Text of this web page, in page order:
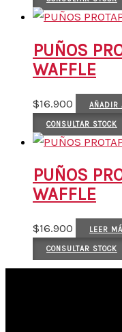
PUÑOS
WAFFLE
$16.900 AÑADIR
CONSULTAR STOCK
PUÑOS
WAFFLE
$16.900 LEER
CONSULTAR STOCK